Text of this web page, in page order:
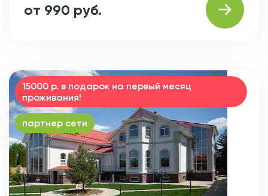
от 990 руб.
15000 р. в подарок на первый месяц
проживания!
партнер сети